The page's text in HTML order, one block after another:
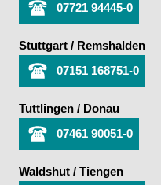
07721 94445-0
Stuttgart / Remshalden
07151 168751-0
Tuttlingen / Donau
07461 90051-0
Waldshut / Tiengen